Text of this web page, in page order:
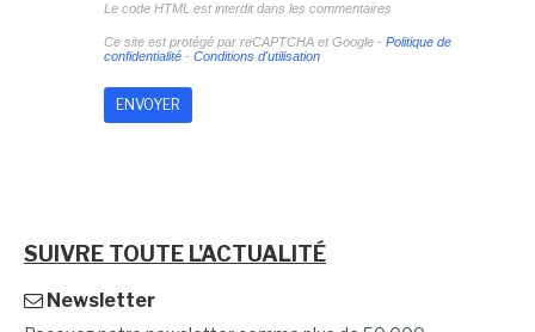
Le code HTML est interdit dans les commentaires
Ce site est protégé par reCAPTCHA et Google - Politique de
confidentialité- Conditions d'utilisation
SUIVRE TOUTE L'ACTUALITÉ
Newsletter